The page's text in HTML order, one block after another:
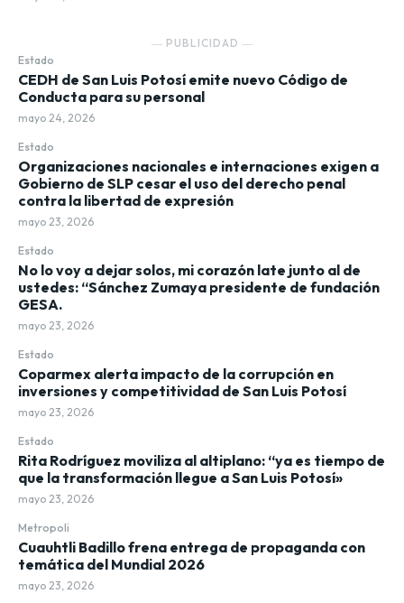
― PUBLICIDAD ―
Estado
CEDH de San Luis Potosí emite nuevo Código de
Conducta para su personal
mayo 24, 2026
Estado
Organizaciones nacionales e internaciones exigen a
Gobierno de SLP cesar el uso del derecho penal
contra la libertad de expresión
mayo 23, 2026
Estado
No lo voy a dejar solos, mi corazón late junto al de
ustedes: “Sánchez Zumaya presidente de fundación
GESA.
mayo 23, 2026
Estado
Coparmex alerta impacto de la corrupción en
inversiones y competitividad de San Luis Potosí
mayo 23, 2026
Estado
Rita Rodríguez moviliza al altiplano: “ya es tiempo de
que la transformación llegue a San Luis Potosí»
mayo 23, 2026
Metropoli
Cuauhtli Badillo frena entrega de propaganda con
temática del Mundial 2026
mayo 23, 2026